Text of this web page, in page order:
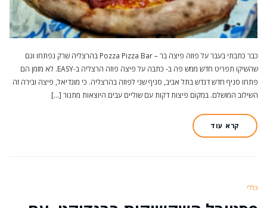
כבר כתבתי בעבר על פוזה פיצה בר – Pozza Pizza Bar בהרצליה שרק נפתחו וגם
שהשיקו תפריט חדש ממש פה ב- כתבה על פיצה פוזה הרצליה ב-EASY. לא מזמן הם
פתחו סניף חדש דנדש בתל אביב, סניף שני לפוזה בהרצליה. כי מונדיאל, פיצה ובירה זה
השילוב המושלם. במקום פיצות דקות עם שוליים עבים היוצאות מתנור […]
קרא עוד
כללי